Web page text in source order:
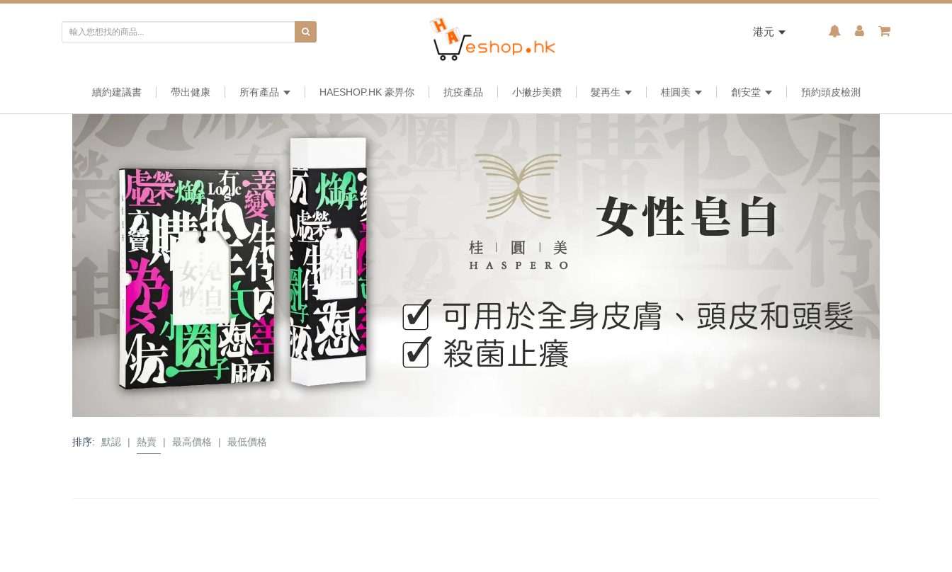
港元
續約建議書 帶出健康 所有產品 HAESHOP.HK 豪畀你 抗疫產品 小撇步美鑽 髮再生 桂圓美 創安堂 預約頭皮檢測
排序: 默認 | 熱賣 | 最高價格 | 最低價格